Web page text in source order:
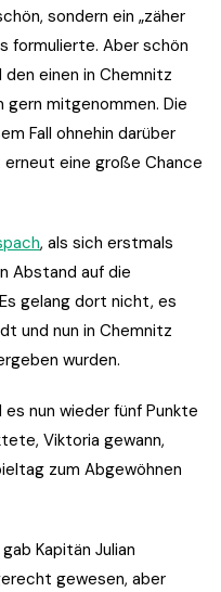
sondern ein „zäher
formulierte. Aber schön
den einen in Chemnitz
mitgenommen. Die
Fall ohnehin darüber
eine große Chance
, als sich erstmals
Abstand auf die
gelang dort nicht, es
und nun in Chemnitz
wurden.
nun wieder fünf Punkte
Viktoria gewann,
zum Abgewöhnen
Kapitän Julian
gewesen, aber